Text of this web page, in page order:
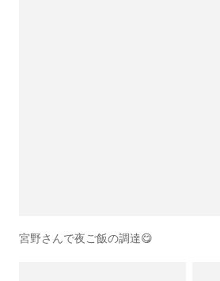
宮野さんで夜ご飯の調達😋